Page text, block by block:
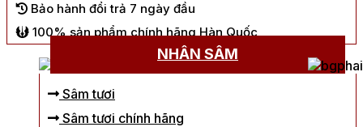
Bảo hành đổi trả 7 ngày đầu
100% sản phẩm chính hãng Hàn Quốc
NHÂN SÂM
Sâm tươi
Sâm tươi chính hãng